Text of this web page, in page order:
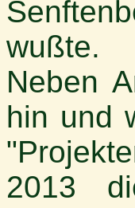
wußte.
Neben
hin und
2013